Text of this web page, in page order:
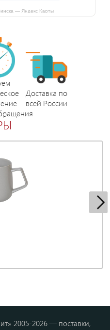
— Яндекс Карты
Доставка по
всей России
2005-2026 — поставки,